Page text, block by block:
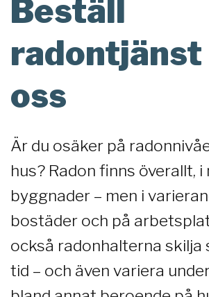
Beställ
radontjänst
oss
Är du osäker på
hus? Radon finns överallt,
byggnader – men i
bostäder och på
också radonhalterna skilja
tid – och även variera